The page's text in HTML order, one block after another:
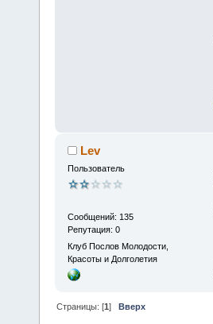
Lev
Пользователь
Сообщений: 135
Репутация: 0
Клуб Послов Молодости,
Красоты и Долголетия
Страницы: [1]Вверх